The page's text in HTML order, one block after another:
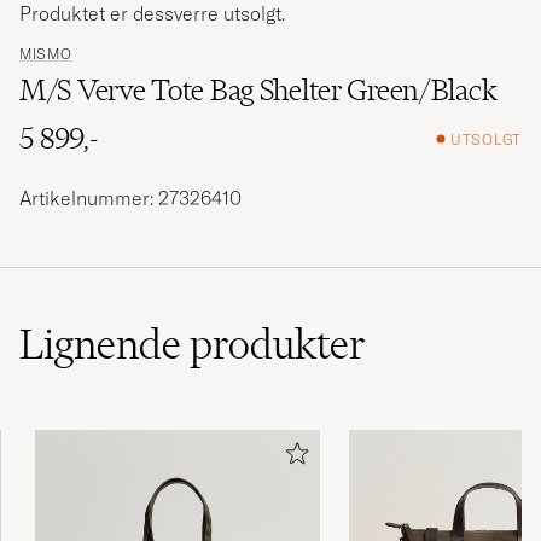
MISMO
M/S Verve Tote Bag Shelter Green/Black
5 899,-
UTSOLGT
Produktet er dessverre utsolgt.
Artikelnummer: 27326410
Lignendeprodukter